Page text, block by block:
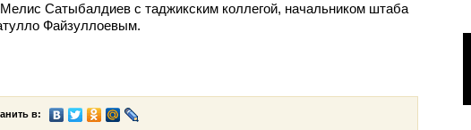
Сатыбалдиев с таджикским коллегой, начальником штаба
Файзуллоевым.
в: